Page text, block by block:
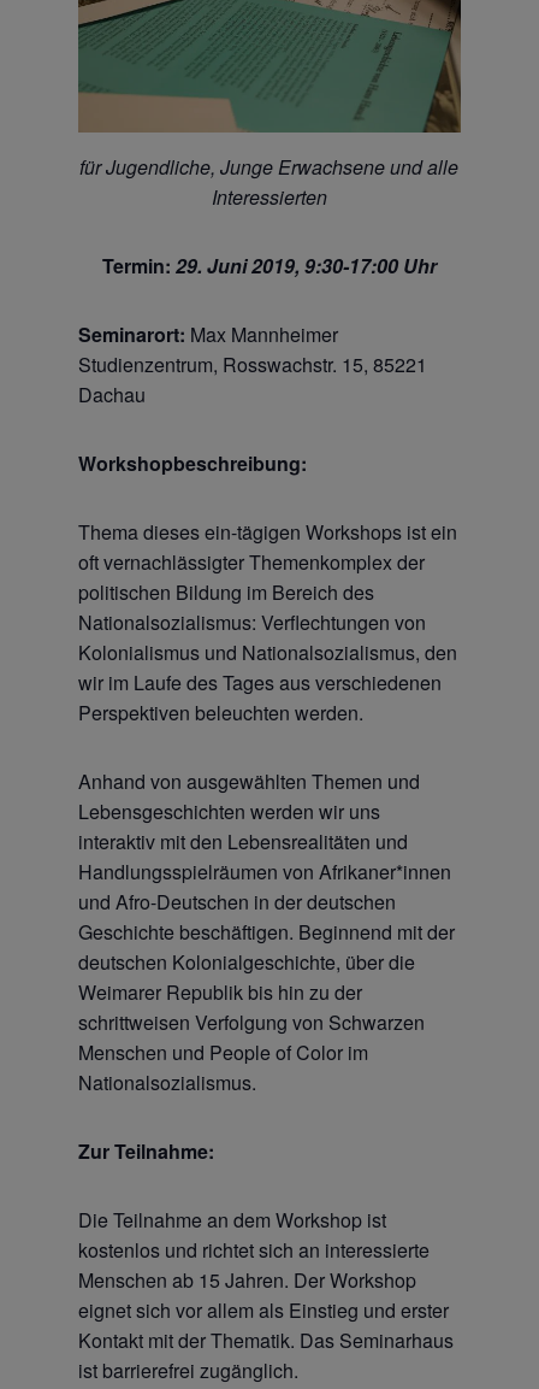
für Jugendliche, Junge Erwachsene und alle
Interessierten
Termin: 29. Juni 2019, 9:30-17:00 Uhr
Seminarort: Max Mannheimer
Studienzentrum, Rosswachstr. 15, 85221
Dachau
Workshopbeschreibung:
Thema dieses ein-tägigen Workshops ist ein
oft vernachlässigter Themenkomplex der
politischen Bildung im Bereich des
Nationalsozialismus: Verflechtungen von
Kolonialismus und Nationalsozialismus, den
wir im Laufe des Tages aus verschiedenen
Perspektiven beleuchten werden.
Anhand von ausgewählten Themen und
Lebensgeschichten werden wir uns
interaktiv mit den Lebensrealitäten und
Handlungsspielräumen von Afrikaner*innen
und Afro-Deutschen in der deutschen
Geschichte beschäftigen. Beginnend mit der
deutschen Kolonialgeschichte, über die
Weimarer Republik bis hin zu der
schrittweisen Verfolgung von Schwarzen
Menschen und People of Color im
Nationalsozialismus.
Zur Teilnahme:
Die Teilnahme an dem Workshop ist
kostenlos und richtet sich an interessierte
Menschen ab 15 Jahren. Der Workshop
eignet sich vor allem als Einstieg und erster
Kontakt mit der Thematik. Das Seminarhaus
ist barrierefrei zugänglich.